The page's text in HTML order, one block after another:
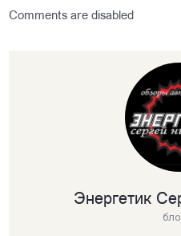
Comments are disabled
Энергетик